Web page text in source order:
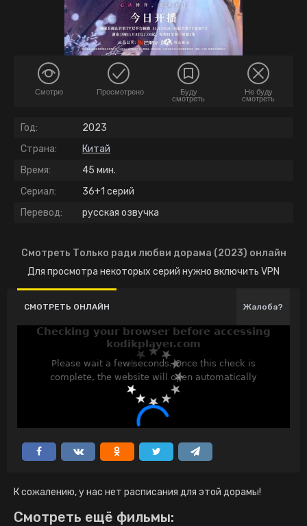
Смотрю Просмотрено
Буду
смотреть
Не буду
смотреть
Год:
2023
Страна:
Китай
Время:
45 мин.
Сериал:
36+1 серий
Перевод:
русская озвучка
Смотреть Только ради любви дорама (2023) онлайн
Для просмотра некоторых серий нужно включить VPN
СМОТРЕТЬ ОНЛАЙН Жалоба?
К сожалению, у нас нет расписания для этой дорамы!
Смотреть ещё фильмы: